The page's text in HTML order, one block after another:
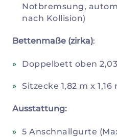
Notbremsung,
nach Kollision)
Bettenmaße (zirka):
Doppelbett oben 2,03
Sitzecke 1,82 m x 1,16
Ausstattung:
5 Anschnallgurte